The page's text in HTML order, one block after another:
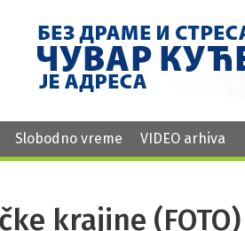
Slobodno vreme VIDEO arhiva
krajine (FOTO)